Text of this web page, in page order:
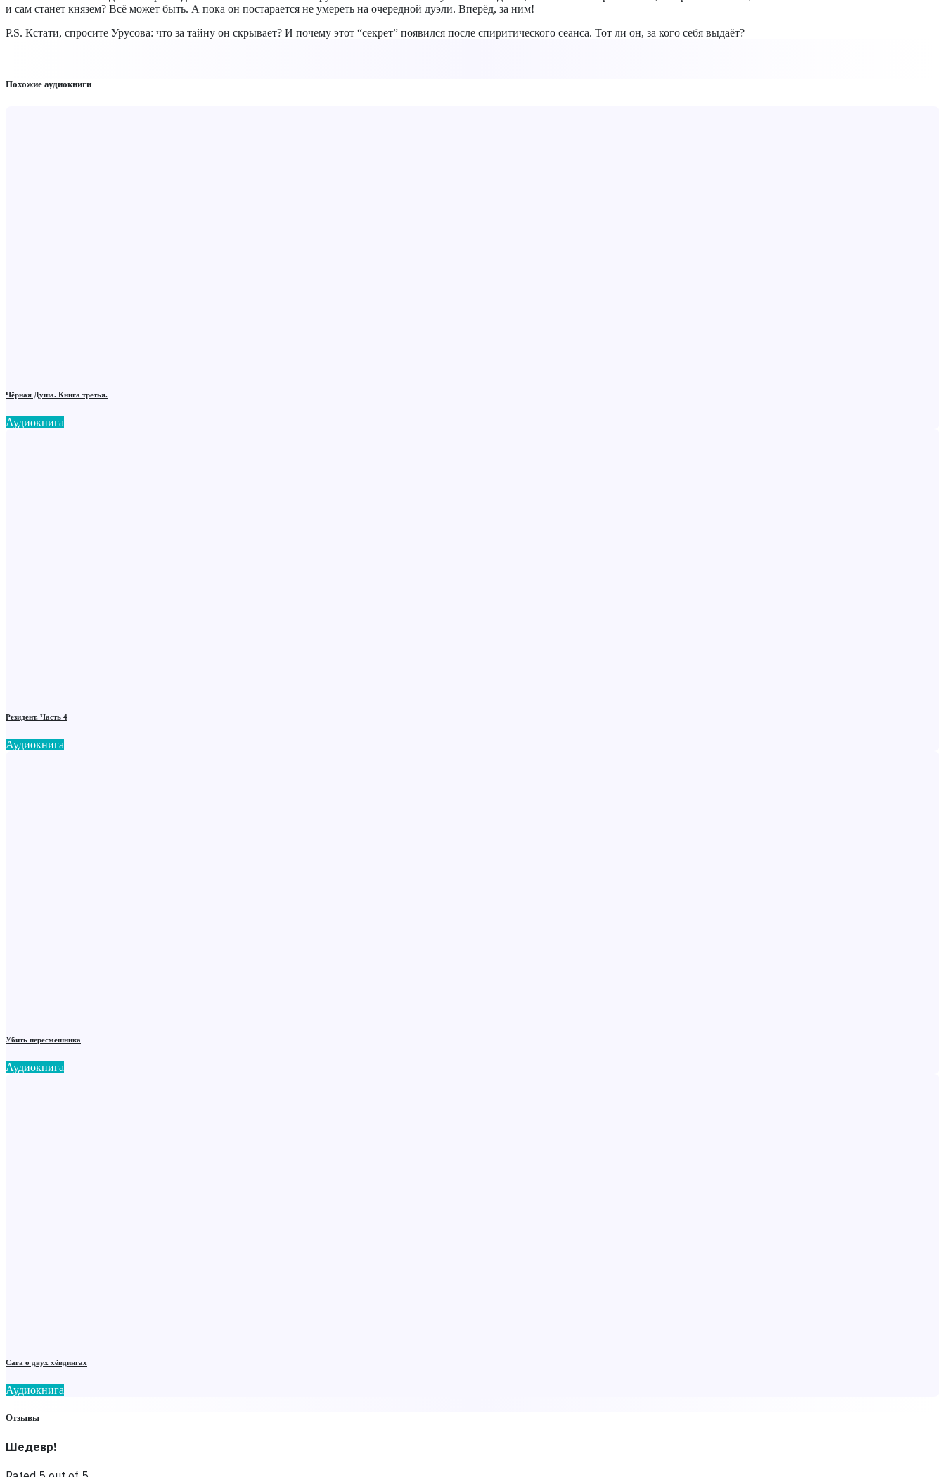
и сам станет князем? Всё может быть. А пока он постарается не умереть на очередной дуэли. Вперёд, за ним!
P.S. Кстати, спросите Урусова: что за тайну он скрывает? И почему этот “секрет” появился после спиритического сеанса. Тот ли он, за кого себя выдаёт?
Похожие аудиокниги
Чёрная Душа. Книга третья.
Аудиокнига
Резидент. Часть 4
Аудиокнига
Убить пересмешника
Аудиокнига
Сага о двух хёвдингах
Аудиокнига
Отзывы
Шедевр!